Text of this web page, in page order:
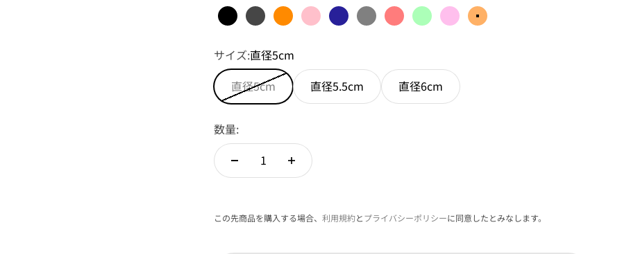
ブラックガンブラック
オレンジピンクブルーグレー蓄光タイプ（赤オレンジ）
蓄光タイプ（グリーン）
蓄光タイプ（ピンク）
蓄光タイプ（オレンジ）
サイズ:直径5cm
直径5cm
直径5.5cm 直径6cm
数量:
この先商品を購入する場合、 利用規約とプライバシーポリシーに同意したとみなします。